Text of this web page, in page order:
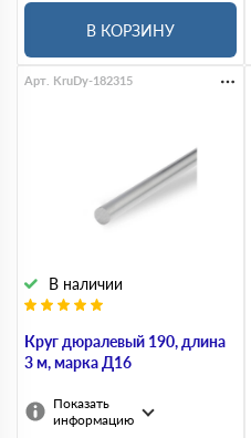
В КОРЗИНУ
Круг дюралевый 190, длина
3 м, марка Д16
В наличии
Арт. KruDy-182315
Показать
информацию